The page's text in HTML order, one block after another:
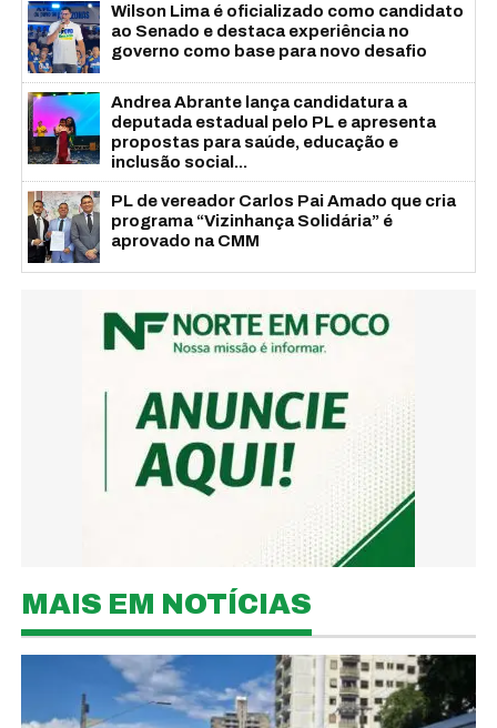
Wilson Lima é oficializado como candidato
ao Senado e destaca experiência no
governo como base para novo desafio
Andrea Abrante lança candidatura a
deputada estadual pelo PL e apresenta
propostas para saúde, educação e
inclusão social...
PL de vereador Carlos Pai Amado que cria
programa “Vizinhança Solidária” é
aprovado na CMM
MAIS EM NOTÍCIAS